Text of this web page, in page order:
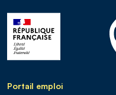
Portail emploi